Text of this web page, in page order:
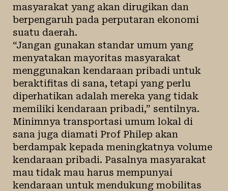
masyarakat yang akan dirugikan dan
berpengaruh pada perputaran ekonomi
suatu daerah.
“Jangan gunakan standar umum yang
menyatakan mayoritas masyarakat
menggunakan kendaraan pribadi untuk
beraktifitas di sana, tetapi yang perlu
diperhatikan adalah mereka yang tidak
memiliki kendaraan pribadi,” sentilnya.
Minimnya transportasi umum lokal di
sana juga diamati Prof Philep akan
berdampak kepada meningkatnya volume
kendaraan pribadi. Pasalnya masyarakat
mau tidak mau harus mempunyai
kendaraan untuk mendukung mobilitas